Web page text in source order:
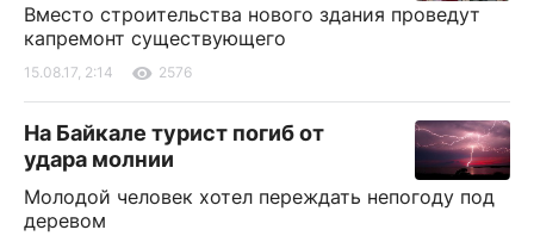
Вместо строительства нового здания проведут
капремонт существующего
15.08.17, 2:14 2576
На Байкале турист погиб от
удара молнии
Молодой человек хотел переждать непогоду под
деревом